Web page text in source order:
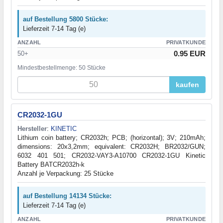
auf Bestellung 5800 Stücke:
Lieferzeit 7-14 Tag (e)
ANZAHL PRIVATKUNDE
50+ 0.95 EUR
Mindestbestellmenge: 50 Stücke
kaufen
CR2032-1GU
Hersteller: KINETIC
Lithium coin battery; CR2032h; PCB; (horizontal); 3V; 210mAh;
dimensions: 20x3,2mm; equivalent: CR2032H; BR2032/GUN;
6032 401 501; CR2032-VAY3-A10700 CR2032-1GU Kinetic
Battery BATCR2032h-k
Anzahl je Verpackung: 25 Stücke
auf Bestellung 14134 Stücke:
Lieferzeit 7-14 Tag (e)
ANZAHL PRIVATKUNDE